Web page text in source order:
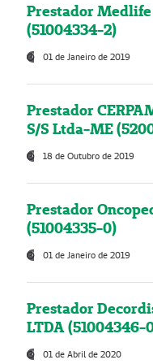
Prestador Medlife
(51004334-2)
01 de Janeiro de 2019
Prestador
S/S Ltda-ME
18 de Outubro de 2019
Prestador
(51004335-0)
01 de Janeiro de 2019
Prestador
LTDA (51004346-
01 de Abril de 2020